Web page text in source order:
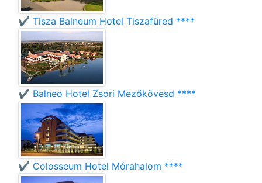
✔️ Tisza Balneum Hotel Tiszafüred ****
✔️ Balneo Hotel Zsori Mezőkövesd ****
✔️ Colosseum Hotel Mórahalom ****